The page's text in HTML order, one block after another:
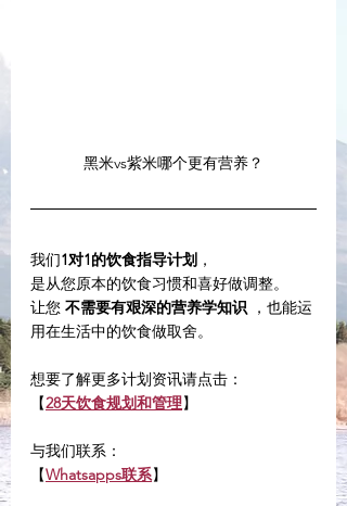
黑米vs紫米哪个更有营养？
我们1对1的饮食指导计划 ，
是从您原本的饮食习惯和喜好做调整。
让您 不需要有艰深的营养学知识 ，也能运
用在生活中的饮食做取舍。
想要了解更多计划资讯请点击：
【28天饮食规划和管理】
与我们联系：
【Whatsapps联系】